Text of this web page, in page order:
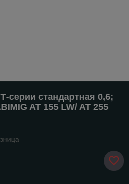
серии стандартная 0,6;
AT 155 LW/ AT 255